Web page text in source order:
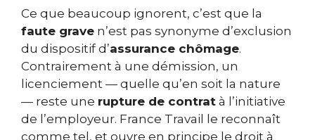
Ce que beaucoup ignorent, c’est que la
faute grave n’est pas synonyme d’exclusion
du dispositif d’assurance chômage.
Contrairement à une démission, un
licenciement — quelle qu’en soit la nature
— reste une rupture de contrat à l’initiative
de l’employeur. France Travail le reconnaît
comme tel, et ouvre en principe le droit à